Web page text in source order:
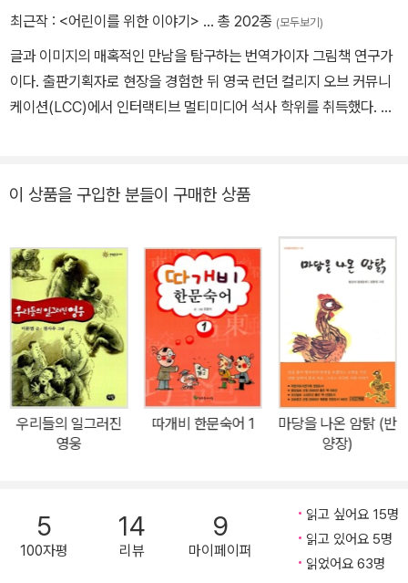
의 산업혁명 시대에는 열 살도 채 안 된 수많은 어린이들이 산업 현장
으로 내몰렸다. 가장 역할을 하면서 학대받고 방치된 어린이들의 고
통에 특히 민감했던 디킨스의 작품에는 이러한 아이들이 많이 등장한
다. 런던의 영세민 속에서 일한 경험이 있는 디킨스는 소설사상 처음
은 인간의 열정과 에너지가 얼마나 지대할 수 있는지, 빅토리아 시대
했는지를 보여 준다. 열다섯 살까지만 학교교육을 받은 그가 처음 가
진 직업은 법률 사무소의 서기였다. 그는 사무소에서 온갖 잔심부름
을 하면서 속기술을 익혀 신문사 기자가 된다. 고등법원과 의회에 출
입하는 기자였던 그는 통찰력 있는 시각과 빼어난 문장력을 습득하게
된다. 스물네 살 때부터 자신이 편집위원으로 있는 잡지에 ＜픽윅 문
서＞를 삽화와 함께 기고한다. 중년 신사 픽윅이 영국을 여행하며 겪
는 모험과 인정 넘치는 사건들로 이루어진 이 소설은 픽윅을 일약 영
국 국민이 사랑하는 인물로 만들었다. 디킨스는 같은 시기에 ≪올리
장편소설 한 권을 써내는 괴력을 발휘한다. 대표작으로는 ≪크리스마
스 캐럴≫, ≪위대한 유산≫, ≪데이비드 코퍼필드≫, ≪두 도시 이야
기≫, ≪황폐한 집≫, ≪리틀 도릿≫이 있다.
등의 작품을 직접 쓰거나 그렸습니다. 1980년에는 그림책 《맥노리
볼로냐 국제 도서전에서 올해의 어린이책으로 선정되었으며, 2002
년에는 안데르센 상을 수상했습니다.
최근작 : <어린이를 위한 이야기> … 총 202종 (모두보기)
글과 이미지의 매혹적인 만남을 탐구하는 번역가이자 그림책 연구가
이다. 출판기획자로 현장을 경험한 뒤 영국 런던 컬리지 오브 커뮤니
케이션(LCC)에서 인터랙티브 멀티미디어 석사 학위를 취득했다. 고
즈케 왕국》 《웡카》 등이 있다. 강연과 저술 활동을 통해 그림책이 지
이 상품을 구입한 분들이 구매한 상품
우리들의 일그러진
영웅
따개비 한문숙어 1
마당을 나온 암탉 (반
양장)
5
100자평
14
리뷰
9
마이페이퍼
읽고 싶어요 15명
읽고 있어요 5명
읽었어요 63명